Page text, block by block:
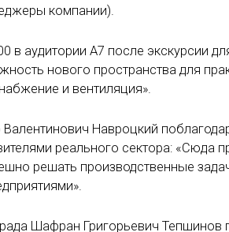
компании).
в аудитории А7 после экскурсии
нового пространства для
и вентиляция».
Валентинович Навроцкий
реального сектора: «Сюда
решать производственные
Шафран Григорьевич Тепшинов